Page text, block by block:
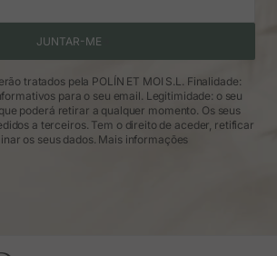
JUNTAR-ME
tratados pela POLÍN ET MOI S.L. Finalidade:
para o seu email. Legitimidade: o seu
poderá retirar a qualquer momento. Os seus
a terceiros. Tem o direito de aceder, retificar
os seus dados. Mais informações